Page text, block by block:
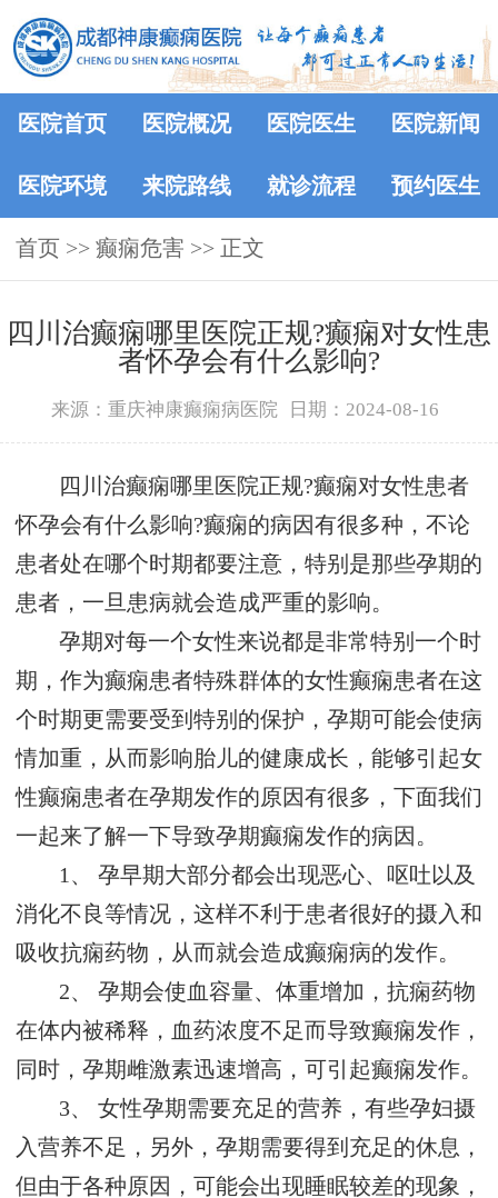
医院首页 医院概况 医院医生 医院新闻
医院环境 来院路线 就诊流程 预约医生
首页 >> 癫痫危害 >> 正文
四川治癫痫哪里医院正规?癫痫对女性患
者怀孕会有什么影响?
来源：重庆神康癫痫病医院 日期：2024-08-16
四川治癫痫哪里医院正规?癫痫对女性患者
怀孕会有什么影响?癫痫的病因有很多种，不论
患者处在哪个时期都要注意，特别是那些孕期的
患者，一旦患病就会造成严重的影响。
孕期对每一个女性来说都是非常特别一个时
期，作为癫痫患者特殊群体的女性癫痫患者在这
个时期更需要受到特别的保护，孕期可能会使病
情加重，从而影响胎儿的健康成长，能够引起女
性癫痫患者在孕期发作的原因有很多，下面我们
一起来了解一下导致孕期癫痫发作的病因。
1、 孕早期大部分都会出现恶心、呕吐以及
消化不良等情况，这样不利于患者很好的摄入和
吸收抗痫药物，从而就会造成癫痫病的发作。
2、 孕期会使血容量、体重增加，抗痫药物
在体内被稀释，血药浓度不足而导致癫痫发作，
同时，孕期雌激素迅速增高，可引起癫痫发作。
3、 女性孕期需要充足的营养，有些孕妇摄
入营养不足，另外，孕期需要得到充足的休息，
但由于各种原因，可能会出现睡眠较差的现象，